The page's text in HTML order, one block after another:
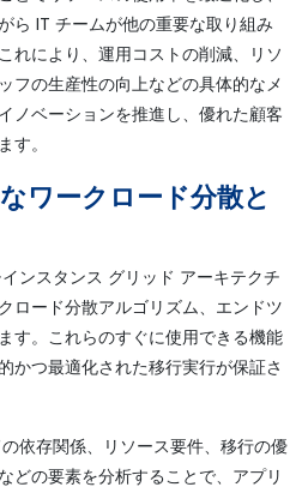
ら IT チームが他の重要な取り組み
れにより、運用コストの削減、リソ
フの生産性の向上などの具体的なメ
ノベーションを推進し、優れた顧客
す。
ワークロード分散と
ンスタンス グリッド アーキテクチ
ロード分散アルゴリズム、エンドツ
す。これらのすぐに使用できる機能
かつ最適化された移行実行が保証さ
依存関係、リソース要件、移行の優
どの要素を分析することで、アプリ